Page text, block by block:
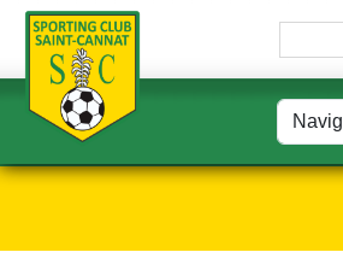
Panneau de gestion des cookies